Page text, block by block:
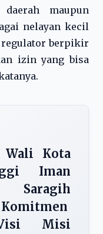
maupun
nelayan kecil
berpikir
izin yang bisa
Wali Kota
Iman
Misi